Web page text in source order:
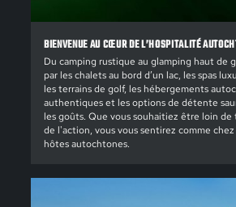
BIENVENUE AU CŒUR DE L’HOSPITALITÉ
Du camping rustique au glamping haut de
par les chalets au bord d’un lac, les spas
les terrains de golf, les hébergements
authentiques et les options de détente
les goûts. Que vous souhaitiez être loin
de l'action, vous vous sentirez comme chez
hôtes autochtones.